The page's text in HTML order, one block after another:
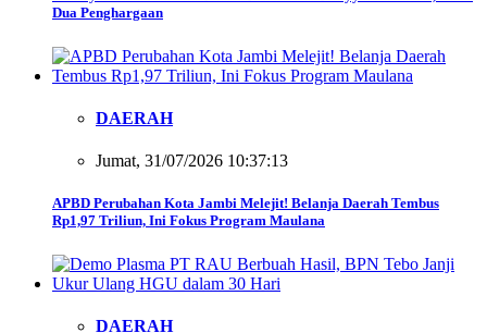
Dua Penghargaan
DAERAH
Jumat, 31/07/2026 10:37:13
APBD Perubahan Kota Jambi Melejit! Belanja Daerah Tembus
Rp1,97 Triliun, Ini Fokus Program Maulana
DAERAH